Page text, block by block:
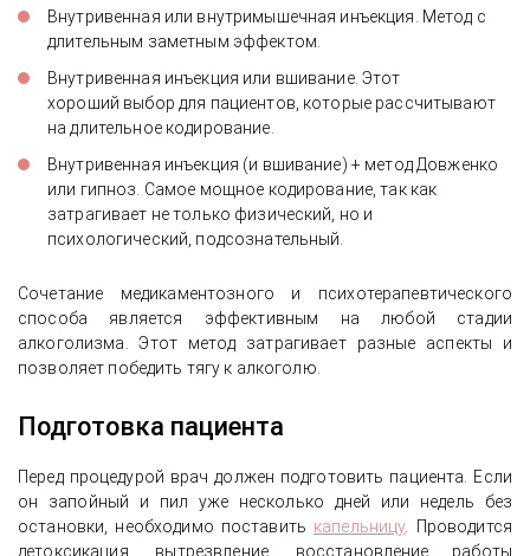
Внутривенная или внутримышечная инъекция. Метод с
длительным заметным эффектом.
Внутривенная инъекция или вшивание. Этот
хороший выбор для пациентов, которые рассчитывают
на длительное кодирование.
Внутривенная инъекция (и вшивание) + метод Довженко
или гипноз. Самое мощное кодирование, так как
затрагивает не только физический, но и
психологический, подсознательный.
Сочетание медикаментозного и психотерапевтического
способа является эффективным на любой стадии
алкоголизма. Этот метод затрагивает разные аспекты и
позволяет победить тягу к алкоголю.
Подготовка пациента
Перед процедурой врач должен подготовить пациента. Если
он запойный и пил уже несколько дней или недель без
остановки, необходимо поставить капельницу. Проводится
детоксикация, вытрезвление, восстановление работы